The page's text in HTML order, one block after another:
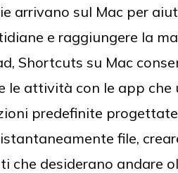
arrivano sul Mac per
e raggiungere la
Shortcuts su Mac
le attività con le app che
predefinite
file,
che desiderano andare